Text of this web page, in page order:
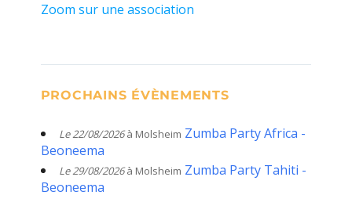
Zoom sur une association
PROCHAINS ÉVÈNEMENTS
Le 22/08/2026à Molsheim Zumba Party Africa -
Beoneema
Le 29/08/2026à Molsheim Zumba Party Tahiti -
Beoneema